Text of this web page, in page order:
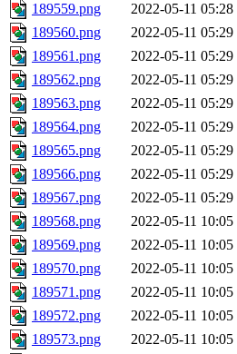
189559.png
2022-05-11 05:28
189560.png
2022-05-11 05:29
189561.png
2022-05-11 05:29
189562.png
2022-05-11 05:29
189563.png
2022-05-11 05:29
189564.png
2022-05-11 05:29
189565.png
2022-05-11 05:29
189566.png
2022-05-11 05:29
189567.png
2022-05-11 05:29
189568.png
2022-05-11 10:05
189569.png
2022-05-11 10:05
189570.png
2022-05-11 10:05
189571.png
2022-05-11 10:05
189572.png
2022-05-11 10:05
189573.png
2022-05-11 10:05